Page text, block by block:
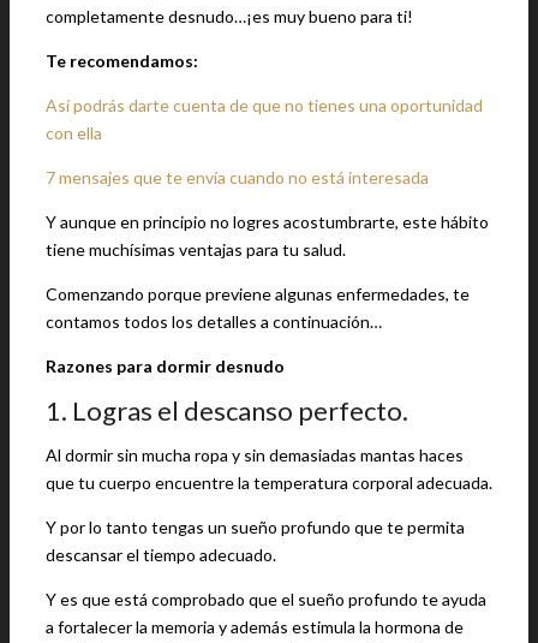
completamente desnudo…¡es muy bueno para ti!
Te recomendamos:
Así podrás darte cuenta de que no tienes una oportunidad
con ella
7 mensajes que te envía cuando no está interesada
Y aunque en principio no logres acostumbrarte, este hábito
tiene muchísimas ventajas para tu salud.
Comenzando porque previene algunas enfermedades, te
contamos todos los detalles a continuación…
Razones para dormir desnudo
1. Logras el descanso perfecto.
Al dormir sin mucha ropa y sin demasiadas mantas haces
que tu cuerpo encuentre la temperatura corporal adecuada.
Y por lo tanto tengas un sueño profundo que te permita
descansar el tiempo adecuado.
Y es que está comprobado que el sueño profundo te ayuda
a fortalecer la memoria y además estimula la hormona de